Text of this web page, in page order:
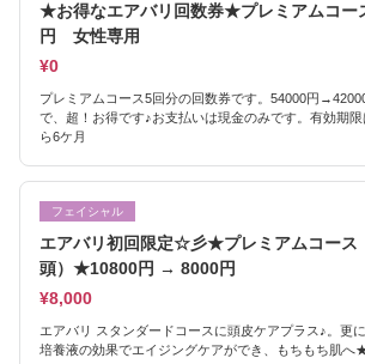
★お得なエアバリ回数券★プレミアムコー
円 女性専用
¥0
プレミアムコース5回分の回数券です。54000円
で、超！お得です♪お支払いは現金のみです。有効期
ら6ケ月
フェイシャル
エアバリ初回限定☆彡★プレミアムコース
頭）★10800円 → 8000円
¥8,000
エアバリ スタンダードコースに頭皮ケアプラス♪。更
培養液の効果でエイジングケアができ、もちもち肌